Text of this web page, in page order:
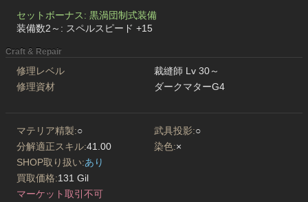
セットボーナス: 黒渦団制式装備
装備数2～: スペルスピード +15
Craft & Repair
修理レベル
裁縫師 Lv 30～
修理資材
ダークマターG4
マテリア精製:○ 武具投影:○
分解適正スキル:41.00 染色:×
SHOP取り扱い:あり
買取価格:131 Gil
マーケット取引不可